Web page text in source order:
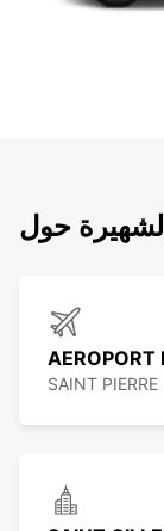
حول
AEROPORT
SAINT